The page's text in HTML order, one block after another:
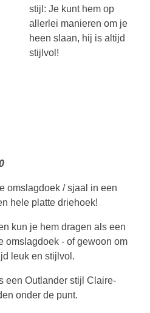
stijl: Je kunt hem op
allerlei manieren om je
heen slaan, hij is altijd
stijlvol!
omslagdoek / sjaal in een
hele platte driehoek!
kun je hem dragen als een
omslagdoek - of gewoon om
leuk en stijlvol.
een Outlander stijl Claire-
onder de punt.